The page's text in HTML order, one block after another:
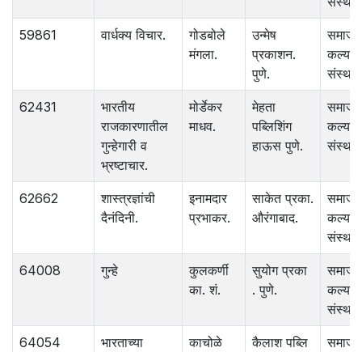
59861 वार्धक्य विचार.
गोडबोले
मंगला.
उन्मेष
प्रकाशन.
पुणे.
समाज
कल्याण
संस्था.
62431
भारतीय
राजकारणातील
गुन्हेगारी व
भ्रष्टाचार.
मोर्डेकर
माधव.
मेहता
पब्लिशिंग
हाऊस पुणे.
समाज
कल्याण
संस्था.
62662
शास्त्रज्ञांची
दैनंदिनी.
इनामदार
प्रभाकर.
साकेत प्रका.
औरंगाबाद.
समाज
कल्याण
संस्था.
64008 गुन्हे
कुलकर्णी
का. शं.
सुयोग प्रका
. पुणे.
समाज
कल्याण
संस्था.
64054
भारताच्या
काचोळे
कैलाश पब्लि
समाज